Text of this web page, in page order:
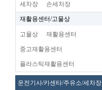
세차장 손세차장
재활용센터/고물상
고물상 재활용센터
중고재활용센터
플라스틱재활용센터
운전기사/카센타/주유소/세차장